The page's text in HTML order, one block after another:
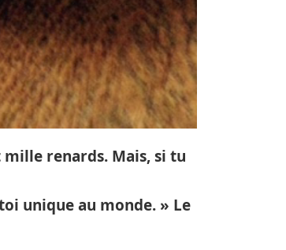
mille renards. Mais, si tu
unique au monde. » Le